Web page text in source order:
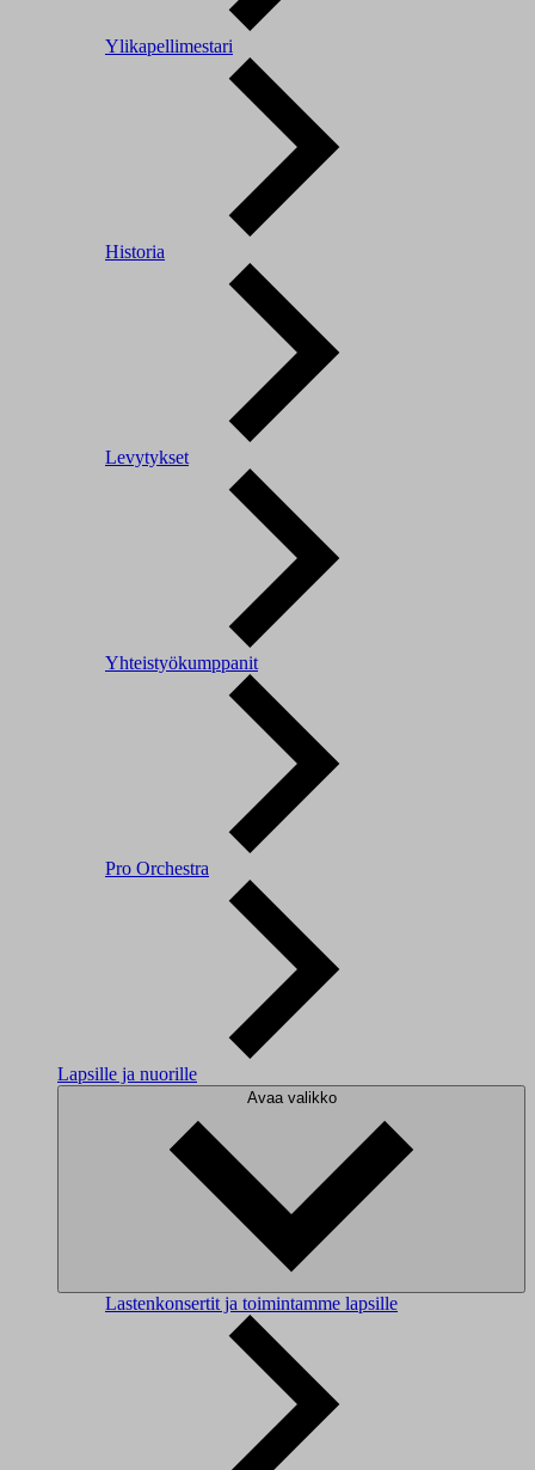
Ylikapellimestari
Historia
Levytykset
Yhteistyökumppanit
Pro Orchestra
Lapsille ja nuorille
Avaa valikko
Lastenkonsertit ja toimintamme lapsille